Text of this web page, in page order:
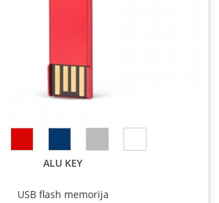
ALU KEY
USB flash memorija